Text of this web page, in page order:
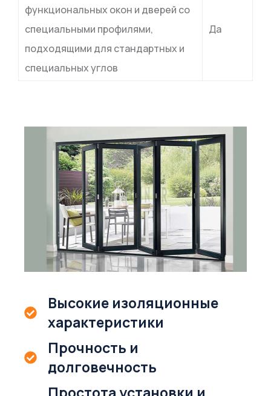
функциональных окон и дверей со
специальными профилями,
подходящими для стандартных и
специальных углов
Да
Высокие изоляционные
характеристики
Прочность и
долговечность